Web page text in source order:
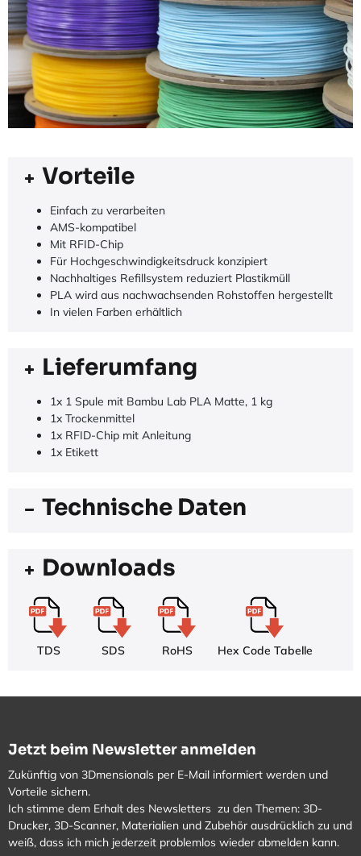
Vorteile
Einfach zu verarbeiten
AMS-kompatibel
Mit RFID-Chip
Für Hochgeschwindigkeitsdruck konzipiert
Nachhaltiges Refillsystem reduziert Plastikmüll
PLA wird aus nachwachsenden Rohstoffen hergestellt
In vielen Farben erhältlich
Lieferumfang
1x 1 Spule mit Bambu Lab PLA Matte, 1 kg
1x Trockenmittel
1x RFID-Chip mit Anleitung
1x Etikett
Technische Daten
Downloads
TDS SDS RoHS Hex Code Tabelle
Jetzt beim Newsletter anmelden
Zukünftig von 3Dmensionals per E-Mail informiert werden und
Vorteile sichern.
Ich stimme dem Erhalt des Newsletters zu den Themen: 3D-
Drucker, 3D-Scanner, Materialien und Zubehör ausdrücklich zu und
weiß, dass ich mich jederzeit problemlos wieder abmelden kann.